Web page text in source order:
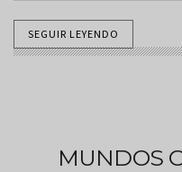
SEGUIR LEYENDO
MUNDOS